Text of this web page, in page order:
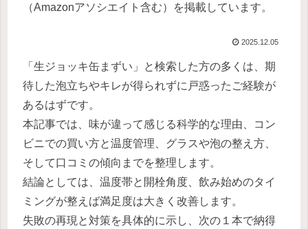
（Amazonアソシエイト含む）を掲載しています。
2025.12.05
「生ジョッキ缶まずい」と検索した方の多くは、期
待した泡立ちやキレが得られずに戸惑ったご経験が
あるはずです。
本記事では、味が違って感じる科学的な理由、コン
ビニでの買い方と温度管理、グラスや泡の整え方、
そして口コミの傾向までを整理します。
結論としては、温度帯と開栓角度、飲み始めのタイ
ミングが整えば満足度は大きく改善します。
失敗の再現と対策を具体的に示し、次の１本で納得